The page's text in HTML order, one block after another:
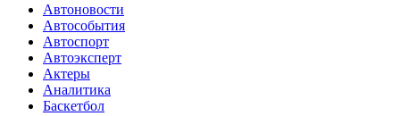
Автоновости
Автособытия
Автоспорт
Автоэксперт
Актеры
Аналитика
Баскетбол